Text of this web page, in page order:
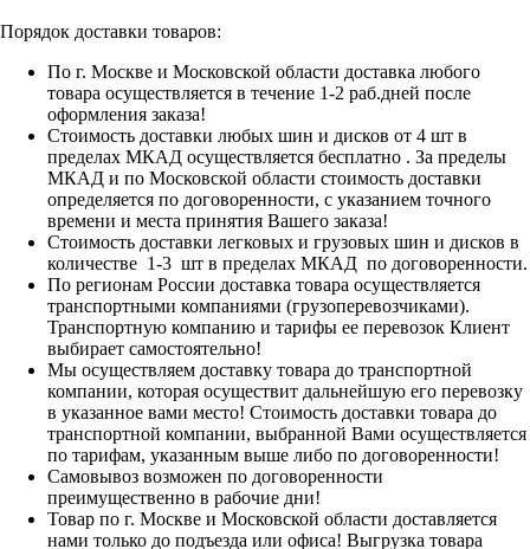
Порядок доставки товаров:
По г. Москве и Московской области доставка любого
товара осуществляется в течение 1-2 раб.дней после
оформления заказа!
Стоимость доставки любых шин и дисков от 4 шт в
пределах МКАД осуществляется бесплатно . За пределы
МКАД и по Московской области стоимость доставки
определяется по договоренности, с указанием точного
времени и места принятия Вашего заказа!
Стоимость доставки легковых и грузовых шин и дисков в
количестве 1-3 шт в пределах МКАД по договоренности.
По регионам России доставка товара осуществляется
транспортными компаниями (грузоперевозчиками).
Транспортную компанию и тарифы ее перевозок Клиент
выбирает самостоятельно!
Мы осуществляем доставку товара до транспортной
компании, которая осуществит дальнейшую его перевозку
в указанное вами место! Стоимость доставки товара до
транспортной компании, выбранной Вами осуществляется
по тарифам, указанным выше либо по договоренности!
Самовывоз возможен по договоренности
преимущественно в рабочие дни!
Товар по г. Москве и Московской области доставляется
нами только до подъезда или офиса! Выгрузка товара